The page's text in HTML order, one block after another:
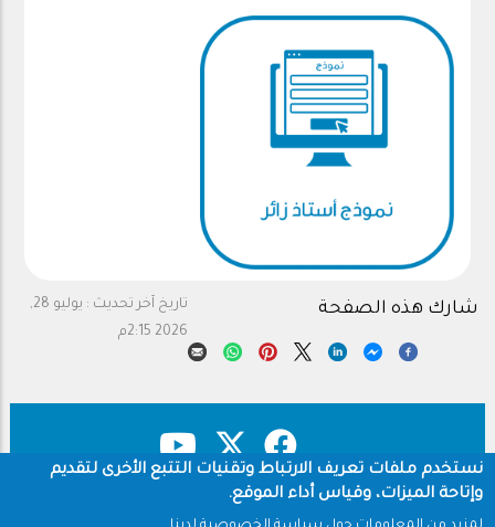
تاريخ آخر تحديث :
يوليو 28,
2026 2:15م
شارك هذه الصفحة
Footer
نستخدم ملفات تعريف الارتباط وتقنيات التتبع الأخرى لتقديم
وإتاحة الميزات، وقياس أداء الموقع.